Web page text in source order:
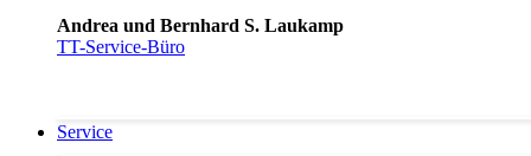
Andrea und Bernhard S. Laukamp
TT-Service-Büro
Service